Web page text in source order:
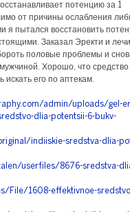
потенцию за 1
от причины ослабления
я пытался восстановить
Заказал Эректи и
половые проблемы и
Хорошо, что средство
его по аптекам.
admin/uploads/gel-
dlia-potentsii-6-bukv-
indiiskie-sredstva-dlia-
userfiles/8676-sredstva-
File/1608-effektivnoe-